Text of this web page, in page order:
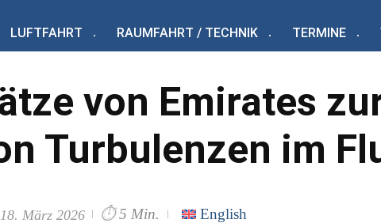
LUFTFAHRT RAUMFAHRT / TECHNIK TERMINE
von Emirates
Turbulenzen im
18. März 2026 ⏱ 5 Min. English